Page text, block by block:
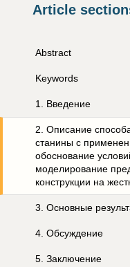
Article
Abstract
Keywords
1 Введение
2 Описание
станины с
обоснование
моделирование
конструкции на
3 Основные
4 Обсуждение
5 Заключение